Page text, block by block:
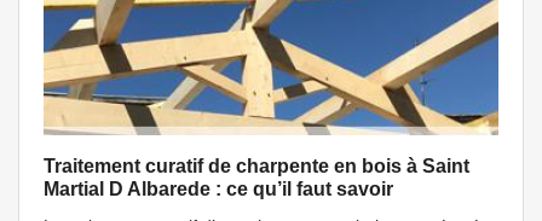
Traitement curatif de charpente en bois à Saint
Martial D Albarede : ce qu’il faut savoir